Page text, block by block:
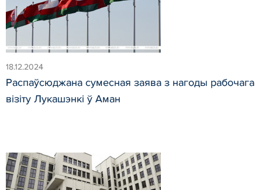
18.12.2024
Распаўсюджана сумесная заява з нагоды рабочага
візіту Лукашэнкі ў Аман